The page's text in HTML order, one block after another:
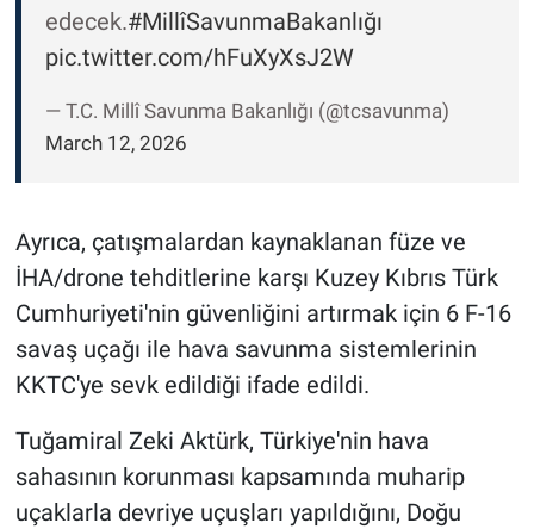
edecek.#MillîSavunmaBakanlığı
pic.twitter.com/hFuXyXsJ2W
— T.C. Millî Savunma Bakanlığı (@tcsavunma)
March 12, 2026
Ayrıca, çatışmalardan kaynaklanan füze ve
İHA/drone tehditlerine karşı Kuzey Kıbrıs Türk
Cumhuriyeti'nin güvenliğini artırmak için 6 F-16
savaş uçağı ile hava savunma sistemlerinin
KKTC'ye sevk edildiği ifade edildi.
Tuğamiral Zeki Aktürk, Türkiye'nin hava
sahasının korunması kapsamında muharip
uçaklarla devriye uçuşları yapıldığını, Doğu